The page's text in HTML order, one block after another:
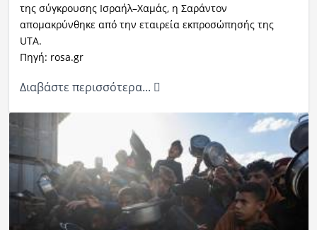
της σύγκρουσης Ισραήλ–Χαμάς, η Σαράντον
απομακρύνθηκε από την εταιρεία εκπροσώπησής της
UTA.
Πηγή: rosa.gr
Διαβάστε περισσότερα...